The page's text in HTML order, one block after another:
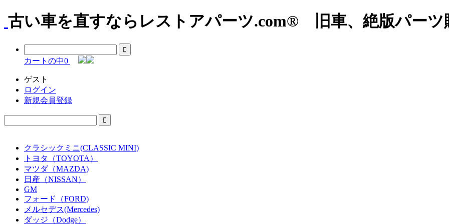
古い車を直すならレストアパーツ.com® 旧車、絶版パーツ
カートの中0
ゲスト
ログイン
新規会員登録
クラシックミニ(CLASSIC MINI)
トヨタ（TOYOTA）
マツダ（MAZDA)
日産（NISSAN）
GM
フォード（FORD)
メルセデス(Mercedes)
ダッジ（Dodge）